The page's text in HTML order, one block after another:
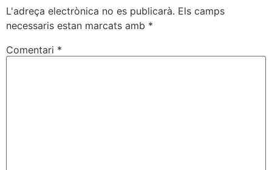
L'adreça electrònica no es publicarà. Els camps
necessaris estan marcats amb *
Comentari *